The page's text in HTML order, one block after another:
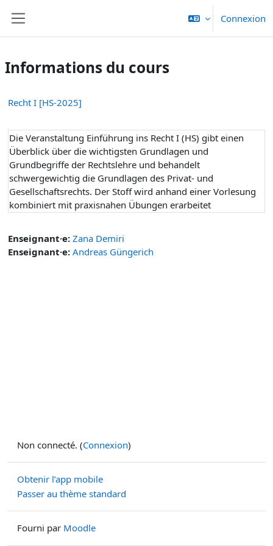
Connexion
Informations du cours
Recht I [HS-2025]
Die Veranstaltung Einführung ins Recht I (HS) gibt einen
Überblick über die wichtigsten Grundlagen und
Grundbegriffe der Rechtslehre und behandelt
schwergewichtig die Grundlagen des Privat- und
Gesellschaftsrechts. Der Stoff wird anhand einer Vorlesung
kombiniert mit praxisnahen Übungen erarbeitet
Enseignant·e: Zana Demiri
Enseignant·e: Andreas Güngerich
Non connecté. (Connexion)
Obtenir l’app mobile
Passer au thème standard
Fourni par Moodle